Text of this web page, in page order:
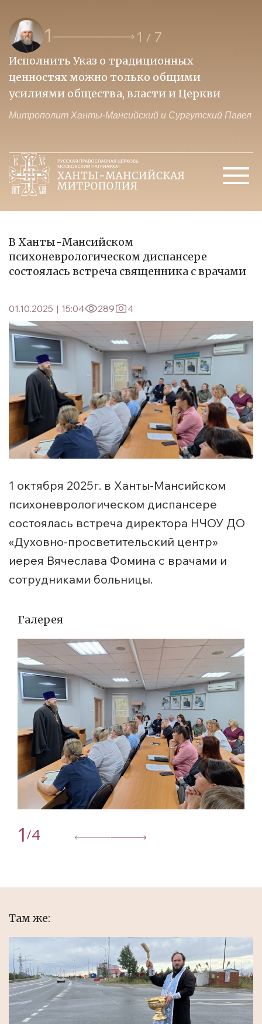
1 1 / 7
Исполнить Указ о традиционных
ценностях можно только общими
усилиями общества, власти и Церкви
Митрополит Ханты-Мансийский и Сургутский Павел
В Ханты-Мансийском
психоневрологическом диспансере
состоялась встреча священника с врачами
01.10.2025 | 15:04 289 4
1 октября 2025г. в Ханты-Мансийском
психоневрологическом диспансере
состоялась встреча директора НЧОУ ДО
«Духовно-просветительский центр»
иерея Вячеслава Фомина с врачами и
сотрудниками больницы.
Галерея
1 /4
Там же: